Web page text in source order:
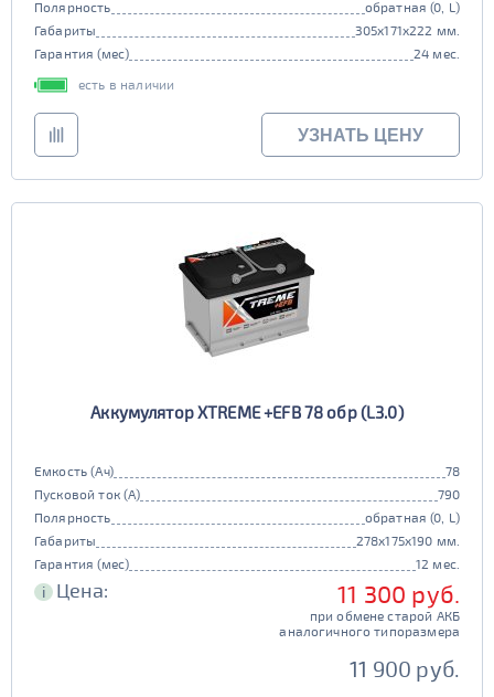
Полярность
обратная (0, L)
Габариты
305x171x222 мм.
Гарантия (мес)
24 мес.
есть в наличии
УЗНАТЬ ЦЕНУ
Аккумулятор XTREME +EFB 78 обр (L3.0)
Емкость (Ач)
78
Пусковой ток (А)
790
Полярность
обратная (0, L)
Габариты
278x175x190 мм.
Гарантия (мес)
12 мес.
i Цена: 11 300 руб.
при обмене старой АКБ
аналогичного типоразмера
11 900 руб.